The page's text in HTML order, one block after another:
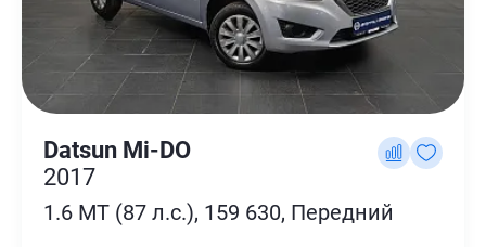
Datsun Mi-DO
2017
1.6 MT (87 л.с.), 159 630, Передний